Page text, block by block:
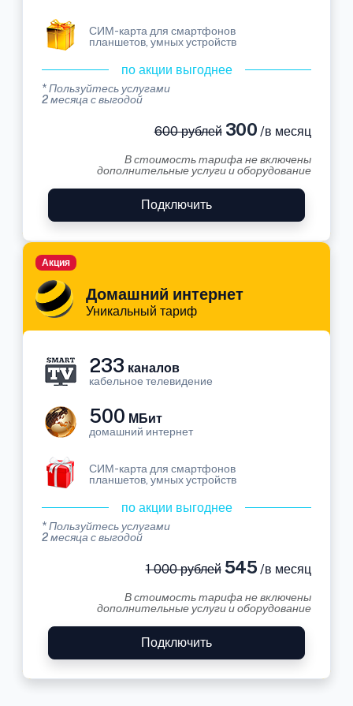
СИМ-карта для смартфонов
планшетов, умных устройств
по акции выгоднее
* Пользуйтесь услугами
2 месяца с выгодой
600 рублей300 /в месяц
В стоимость тарифа не включены
дополнительные услуги и оборудование
Подключить
Домашний интернет
Уникальный тариф
Акция
233 каналов
кабельное телевидение
500 МБит
домашний интернет
СИМ-карта для смартфонов
планшетов, умных устройств
по акции выгоднее
* Пользуйтесь услугами
2 месяца с выгодой
1 000 рублей545 /в месяц
В стоимость тарифа не включены
дополнительные услуги и оборудование
Подключить